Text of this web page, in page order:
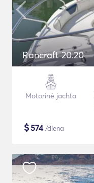
Rancraft 20.20
Motorinė jachta
$574/diena